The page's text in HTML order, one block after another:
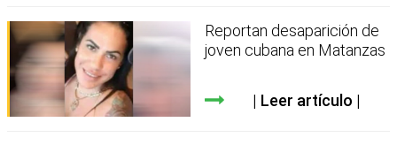
Reportan desaparición de
joven cubana en Matanzas
Leer artículo